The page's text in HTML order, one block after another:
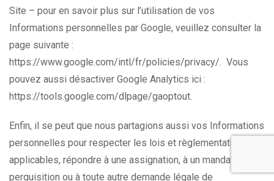
Site – pour en savoir plus sur l’utilisation de vos
Informations personnelles par Google, veuillez consulter la
page suivante :
https://www.google.com/intl/fr/policies/privacy/. Vous
pouvez aussi désactiver Google Analytics ici :
https://tools.google.com/dlpage/gaoptout.
Enfin, il se peut que nous partagions aussi vos Informations
personnelles pour respecter les lois et règlementations
applicables, répondre à une assignation, à un mandat de
perquisition ou à toute autre demande légale de